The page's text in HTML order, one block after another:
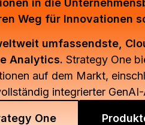
in die
Weg für Innovationen
umfassendste,
Analytics.Strategy One
auf dem Markt,
integrierter
One